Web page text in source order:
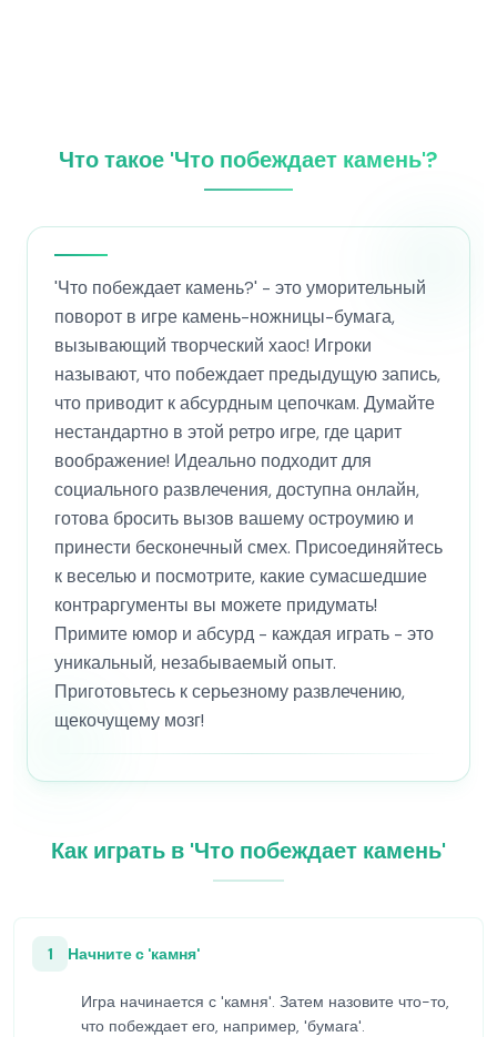
Что такое 'Что побеждает камень'?
'Что побеждает камень?' - это уморительный
поворот в игре камень-ножницы-бумага,
вызывающий творческий хаос! Игроки
называют, что побеждает предыдущую запись,
что приводит к абсурдным цепочкам. Думайте
нестандартно в этой ретро игре, где царит
воображение! Идеально подходит для
социального развлечения, доступна онлайн,
готова бросить вызов вашему остроумию и
принести бесконечный смех. Присоединяйтесь
к веселью и посмотрите, какие сумасшедшие
контраргументы вы можете придумать!
Примите юмор и абсурд - каждая играть - это
уникальный, незабываемый опыт.
Приготовьтесь к серьезному развлечению,
щекочущему мозг!
Как играть в 'Что побеждает камень'
1 Начните с 'камня'
Игра начинается с 'камня'. Затем назовите что-то,
что побеждает его, например, 'бумага'.